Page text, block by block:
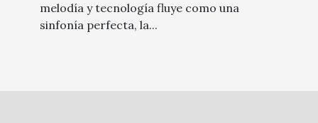
melodía y tecnología fluye como una
sinfonía perfecta, la...